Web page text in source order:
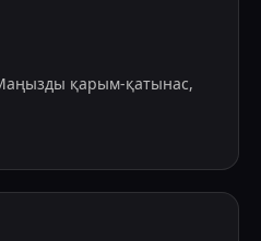
қарым-қатынас,